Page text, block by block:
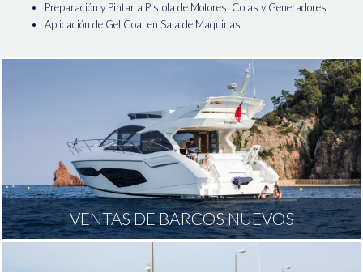
Preparación y Pintar a Pistola de Motores, Colas y Generadores
Aplicación de Gel Coat en Sala de Maquinas
VENTAS DE BARCOS NUEVOS